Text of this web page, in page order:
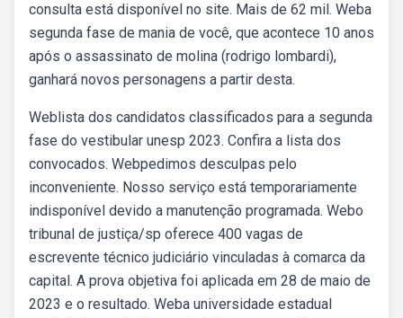
consulta está disponível no site. Mais de 62 mil. Weba
segunda fase de mania de você, que acontece 10 anos
após o assassinato de molina (rodrigo lombardi),
ganhará novos personagens a partir desta.
Weblista dos candidatos classificados para a segunda
fase do vestibular unesp 2023. Confira a lista dos
convocados. Webpedimos desculpas pelo
inconveniente. Nosso serviço está temporariamente
indisponível devido a manutenção programada. Webo
tribunal de justiça/sp oferece 400 vagas de
escrevente técnico judiciário vinculadas à comarca da
capital. A prova objetiva foi aplicada em 28 de maio de
2023 e o resultado. Weba universidade estadual